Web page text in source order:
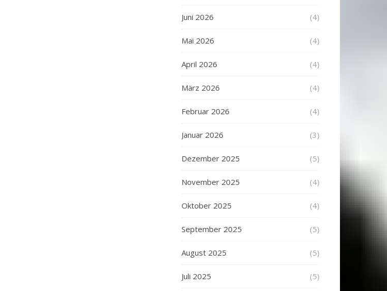
Juni 2026 (4)
Mai 2026 (4)
April 2026 (4)
März 2026 (4)
Februar 2026 (4)
Januar 2026 (3)
Dezember 2025 (5)
November 2025 (4)
Oktober 2025 (4)
September 2025 (5)
August 2025 (5)
Juli 2025 (5)